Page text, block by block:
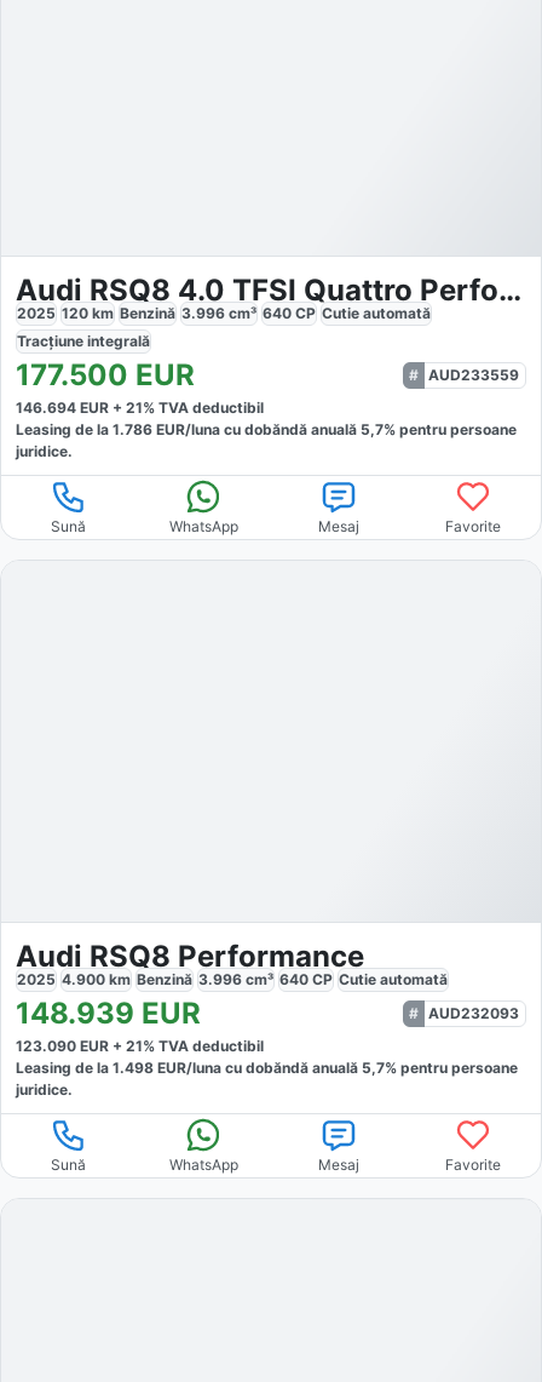
Audi RSQ8 4.0 TFSI Quattro Performance
2025 120 km Benzină 3.996 cm³ 640 CP Cutie automată
Tracțiune integrală
177.500 EUR
AUD233559
146.694 EUR + 21% TVA deductibil
Leasing de la 1.786 EUR/luna cu dobăndă anuală 5,7% pentru persoane
juridice.
Sună WhatsApp Mesaj Favorite
Audi RSQ8 Performance
2025 4.900 km Benzină 3.996 cm³ 640 CP Cutie automată
148.939 EUR
AUD232093
123.090 EUR + 21% TVA deductibil
Leasing de la 1.498 EUR/luna cu dobăndă anuală 5,7% pentru persoane
juridice.
Sună WhatsApp Mesaj Favorite